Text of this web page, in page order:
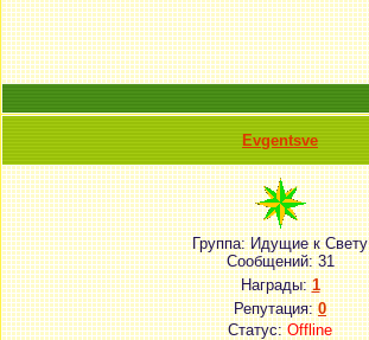
Evgentsve
Группа: Идущие к Свету
Сообщений:31
Награды:1
Репутация:0
Статус:Offline